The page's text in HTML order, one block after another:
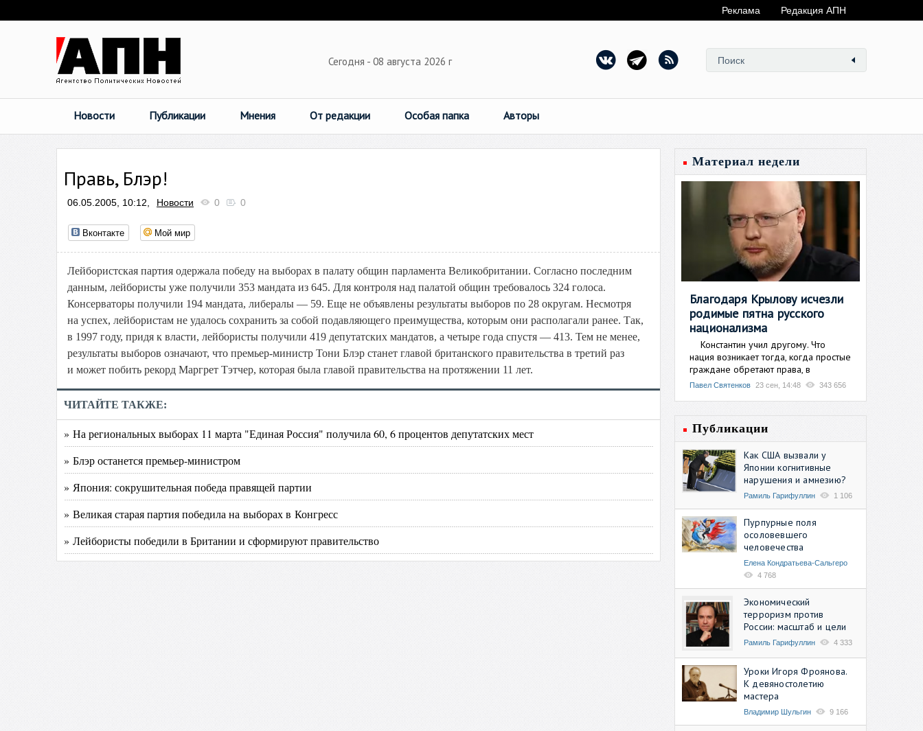
Реклама Редакция АПН
Сегодня - 08 августа 2026 г
Новости Публикации Мнения От редакции Особая папка Авторы
Правь, Блэр!
06.05.2005, 10:12, Новости 0 0
Вконтакте Мой мир
Лейбористская партия одержала победу на выборах в палату общин парламента Великобритании. Согласно последним
данным, лейбористы уже получили 353 мандата из 645. Для контроля над палатой общин требовалось 324 голоса.
Консерваторы получили 194 мандата, либералы — 59. Еще не объявлены результаты выборов по 28 округам. Несмотря
на успех, лейбористам не удалось сохранить за собой подавляющего преимущества, которым они располагали ранее. Так,
в 1997 году, придя к власти, лейбористы получили 419 депутатских мандатов, а четыре года спустя — 413. Тем не менее,
результаты выборов означают, что премьер-министр Тони Блэр станет главой британского правительства в третий раз
и может побить рекорд Маргрет Тэтчер, которая была главой правительства на протяжении 11 лет.
ЧИТАЙТЕ ТАКЖЕ:
» На региональных выборах 11 марта "Единая Россия" получила 60, 6 процентов депутатских мест
» Блэр останется премьер-министром
» Япония: сокрушительная победа правящей партии
» Великая старая партия победила на выборах в Конгресс
» Лейбористы победили в Британии и сформируют правительство
Материал недели
Благодаря Крылову исчезли
родимые пятна русского
национализма
Константин учил другому. Что
нация возникает тогда, когда простые
граждане обретают права, в
Павел Святенков 23 сен, 14:48 343 656
Публикации
Как США вызвали у
Японии когнитивные
нарушения и амнезию?
Рамиль Гарифуллин 1 106
Пурпурные поля
осоловевшего
человечества
Елена Кондратьева-Сальгеро
4 768
Экономический
терроризм против
России: масштаб и цели
Рамиль Гарифуллин 4 333
Уроки Игоря Фроянова.
К девяностолетию
мастера
Владимир Шульгин 9 166